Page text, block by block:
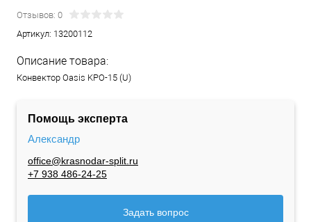
Отзывов: 0
Артикул: 13200112
Описание товара:
Конвектор Oasis KPO-15 (U)
Помощь эксперта
Александр
office@krasnodar-split.ru
+7 938 486-24-25
Задать вопрос